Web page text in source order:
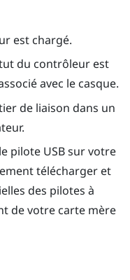
est chargé.
du contrôleur est
avec le casque.
de liaison dans un
pilote USB sur votre
télécharger et
des pilotes à
de votre carte mère